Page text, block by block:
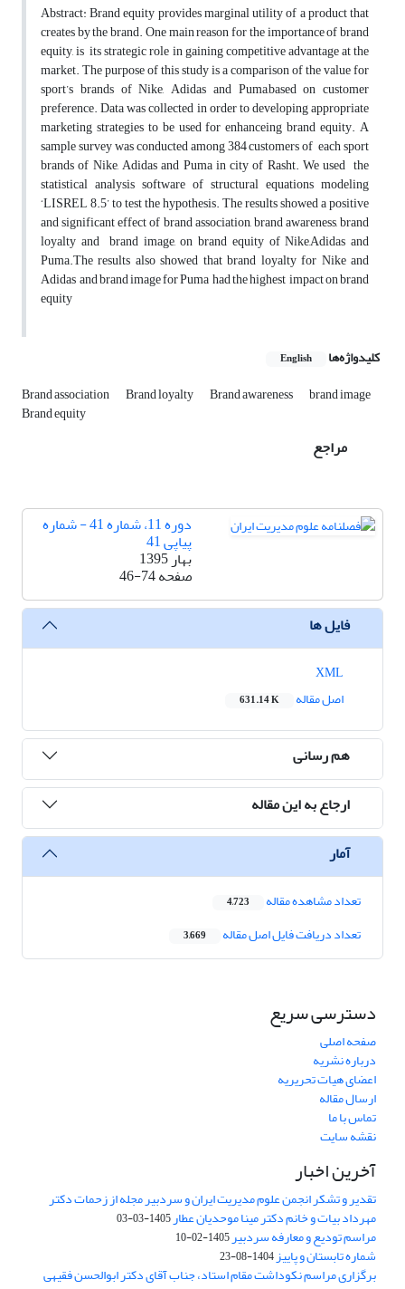
Abstract: Brand equity provides marginal utility of a product that
creates by the brand. One main reason for the importance of brand
equity, is its strategic role in gaining competitive advantage at the
market. The purpose of this study is a comparison of the value for
sport’s brands of Nike, Adidas and Puma,based on customer
preference. Data was collected in order to developing appropriate
marketing strategies to be used for enhanceing brand equity. A
sample survey was conducted among 384 customers of each sport
brands of Nike, Adidas and Puma in city of Rasht. We used the
statistical analysis software of structural equations modeling
‘LISREL 8.5’ to test the hypothesis. The results showed a positive
and significant effect of brand association, brand awareness, brand
loyalty and brand image, on brand equity of Nike,Adidas and
Puma.The results also showed that brand loyalty for Nike and
Adidas and brand image for Puma had the highest impact on brand
equity
کلیدواژه‌ها English
Brand association Brand loyalty Brand awareness brand image
Brand equity
مراجع
دوره 11، شماره 41 - شماره
پیاپی 41
بهار 1395
صفحه46-74
فایل ها
اصل مقاله
631.14 K
هم رسانی
ارجاع به این مقاله
آمار
تعداد مشاهده مقاله 4,723
تعداد دریافت فایل اصل مقاله 3,669
دسترسی سریع
صفحه اصلی
درباره نشریه
اعضای هیات تحریریه
ارسال مقاله
تماس با ما
نقشه سایت
آخرین اخبار
تقدیر و تشکر انجمن علوم مدیریت ایران و سردبیر مجله از زحمات دکتر
مهرداد بیات و خانم دکتر مینا موحدیان عطار1405-03-03
مراسم تودیع و معارفه سردبیر1405-02-10
شماره تابستان و پاییز1404-08-23
برگزاری مراسم نکوداشت مقام استاد، جناب آقای دکتر ابوالحسن فقیهی